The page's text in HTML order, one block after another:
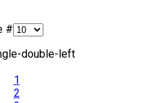
#
double-left
1
2